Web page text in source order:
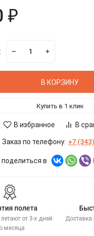
₽
В КОРЗИНУ
Купить в 1 клик
В избранное В
Заказ по телефону: +7
поделиться в
полета
от 3-х дней
месяца
Доставка